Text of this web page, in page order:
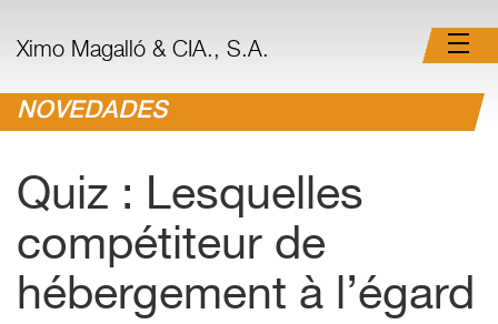
Ximo Magalló & CIA., S.A.
NOVEDADES
Quiz : Lesquelles
compétiteur de
hébergement à l’égard